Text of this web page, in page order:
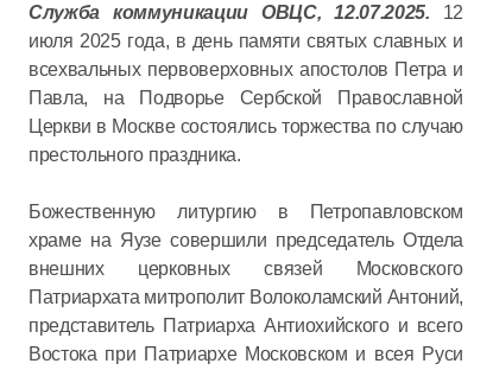
Служба коммуникации ОВЦС, 12.07.2025. 12
июля 2025 года, в день памяти святых славных и
всехвальных первоверховных апостолов Петра и
Павла, на Подворье Сербской Православной
Церкви в Москве состоялись торжества по случаю
престольного праздника.
Божественную литургию в Петропавловском
храме на Яузе совершили председатель Отдела
внешних церковных связей Московского
Патриархата митрополит Волоколамский Антоний,
представитель Патриарха Антиохийского и всего
Востока при Патриархе Московском и всея Руси